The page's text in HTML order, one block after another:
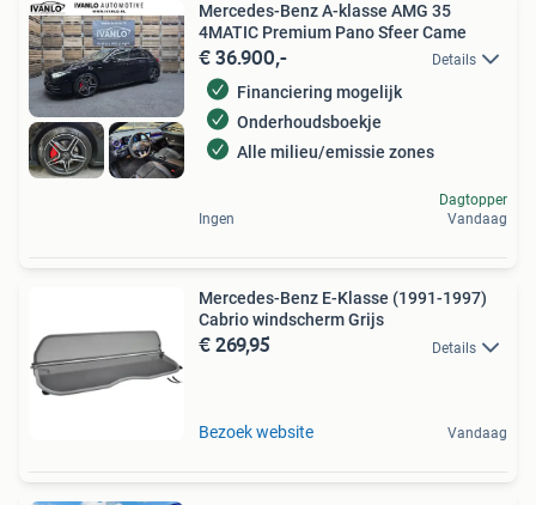
Mercedes-Benz A-klasse AMG 35
4MATIC Premium Pano Sfeer Came
€ 36.900,- Details
Financiering mogelijk
Onderhoudsboekje
Alle milieu/emissie zones
Ingen
Dagtopper
Vandaag
Mercedes-Benz E-Klasse (1991-1997)
Cabrio windscherm Grijs
€ 269,95 Details
Bezoek website Vandaag